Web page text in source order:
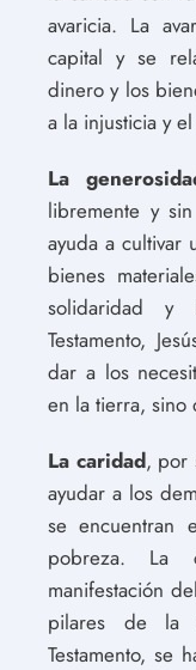
avaricia. La
capital y se
dinero y los
a la injusticia y
La
libremente y
ayuda a cultivar
bienes
solidaridad y
Testamento,
dar a los
en la tierra, sino
La caridad, por
ayudar a los
se encuentran
pobreza. La
manifestación
pilares de la
Testamento, se